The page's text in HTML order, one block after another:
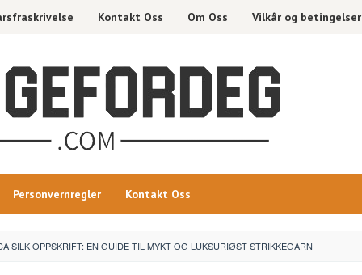
Kontakt Oss Om Oss Vilkår og betingelser
Personvernregler Kontakt Oss
SILK OPPSKRIFT: EN GUIDE TIL MYKT OG LUKSURIØST STRIKKEGARN